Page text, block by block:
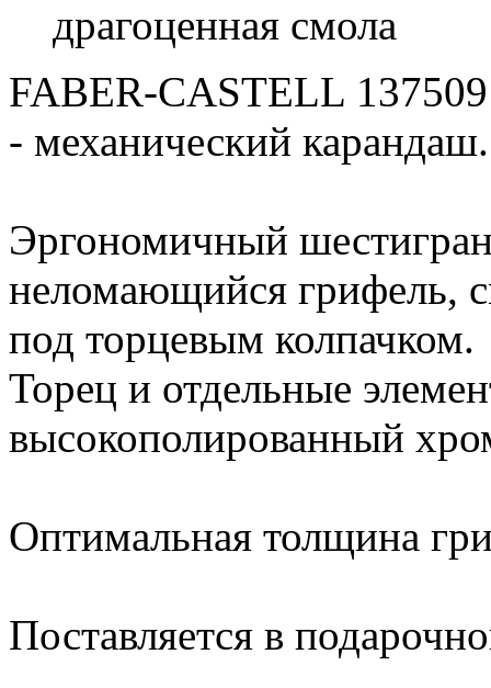
драгоценная смола
FABER-CASTELL
- механический карандаш.
Эргономичный
неломающийся грифель,
под торцевым колпачком.
Торец и отдельные
высокополированный
Оптимальная толщина
Поставляется в